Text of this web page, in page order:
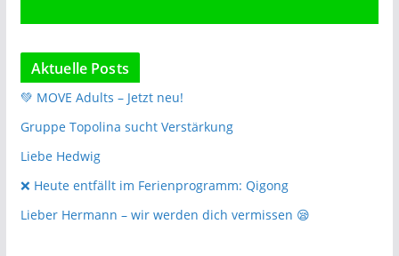
Aktuelle Posts
💚 MOVE Adults – Jetzt neu!
Gruppe Topolina sucht Verstärkung
Liebe Hedwig
❌️ Heute entfällt im Ferienprogramm: Qigong
Lieber Hermann – wir werden dich vermissen 😪